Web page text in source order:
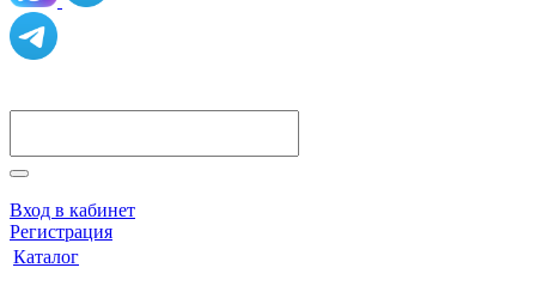
Вход в кабинет
Регистрация
Каталог